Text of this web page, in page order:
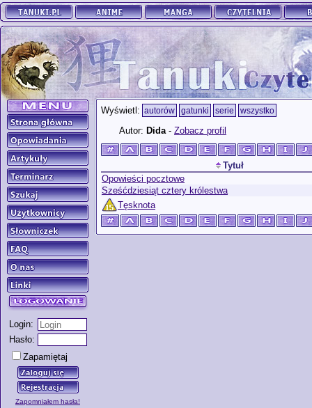
Login:
Hasło:
Zapamiętaj
Zapomniałem hasła!
Wyświetl: autorów gatunki serie wszystko
Autor: Dida- Zobacz profil
Tytuł
Opowieści pocztowe
Sześćdziesiąt cztery królestwa
Tęsknota